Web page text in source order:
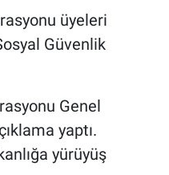
üyeleri
Güvenlik
Genel
yaptı.
yürüyüş